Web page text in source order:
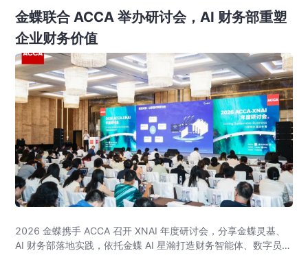
金蝶联合 ACCA 举办研讨会，AI 财务部重塑
企业财务价值
2026 金蝶携手 ACCA 召开 XNAI 年度研讨会，分享金蝶灵基、
AI 财务部落地实践，依托金蝶 AI 星瀚打造财务智能体、数字员